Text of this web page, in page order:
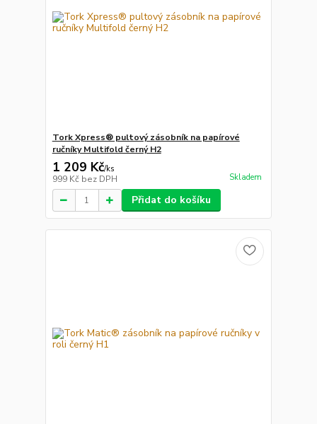
Tork Xpress® pultový zásobník na papírové
ručníky Multifold černý H2
1 209 Kč/ks
999 Kč bez DPH Skladem
Přidat do košíku